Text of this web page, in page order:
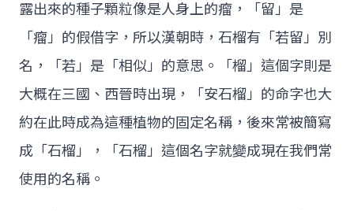
露出來的種子顆粒像是人身上的瘤，「留」是
「瘤」的假借字，所以漢朝時，石榴有「若留」別
名，「若」是「相似」的意思。「榴」這個字則是
大概在三國、西晉時出現，「安石榴」的命字也大
約在此時成為這種植物的固定名稱，後來常被簡寫
成「石榴」，「石榴」這個名字就變成現在我們常
使用的名稱。